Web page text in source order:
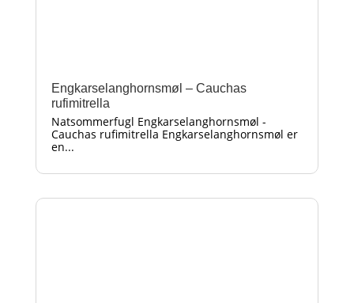
Engkarselanghornsmøl – Cauchas
rufimitrella
Natsommerfugl Engkarselanghornsmøl -
Cauchas rufimitrella Engkarselanghornsmøl er
en...